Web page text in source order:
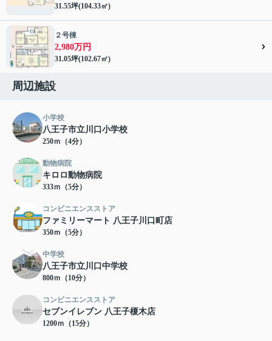
31.55坪(104.33㎡)
２号棟
2,980万円
31.05坪(102.67㎡)
周辺施設
小学校
八王子市立川口小学校
250ｍ（4分）
動物病院
キロロ動物病院
333ｍ（5分）
コンビニエンスストア
ファミリーマート 八王子川口町店
350ｍ（5分）
中学校
八王子市立川口中学校
800ｍ（10分）
コンビニエンスストア
セブンイレブン 八王子榎木店
1200ｍ（15分）